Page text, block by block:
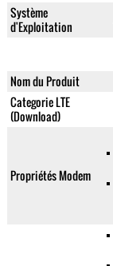
Système
d'Exploitation
Nom du Produit
Categorie LTE
(Download)
Propriétés Modem